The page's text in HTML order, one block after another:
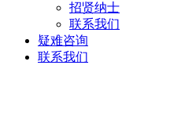
招贤纳士
联系我们
疑难咨询
联系我们